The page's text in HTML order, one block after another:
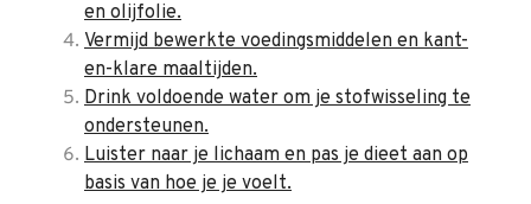
en olijfolie.
Vermijd bewerkte voedingsmiddelen en kant-
en-klare maaltijden.
Drink voldoende water om je stofwisseling te
ondersteunen.
Luister naar je lichaam en pas je dieet aan op
basis van hoe je je voelt.